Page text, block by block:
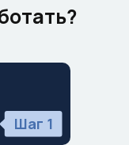
Шаг 1